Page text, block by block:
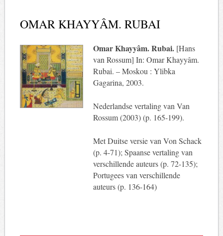
OMAR KHAYYÂM. RUBAI
Omar Khayyâm. Rubai. [Hans
van Rossum] In: Omar Khayyâm.
Rubai. – Moskou : Ylibka
Gagarina, 2003.
Nederlandse vertaling van Van
Rossum (2003) (p. 165-199).
Met Duitse versie van Von Schack
(p. 4-71); Spaanse vertaling van
verschillende auteurs (p. 72-135);
Portugees van verschillende
auteurs (p. 136-164)